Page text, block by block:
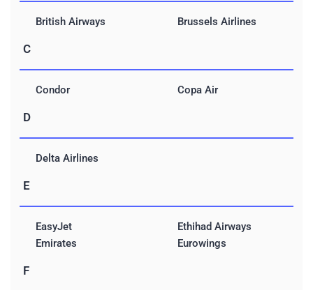
British Airways Brussels Airlines
C
Condor Copa Air
D
Delta Airlines
E
EasyJet
Emirates
Ethihad Airways
Eurowings
F